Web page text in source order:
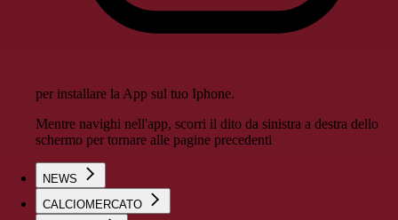
per installare la App sul tuo Iphone.
Mentre navighi nell'app, scorri il dito da sinistra a destra dello
schermo per tornare alle pagine precedenti
NEWS
CALCIOMERCATO